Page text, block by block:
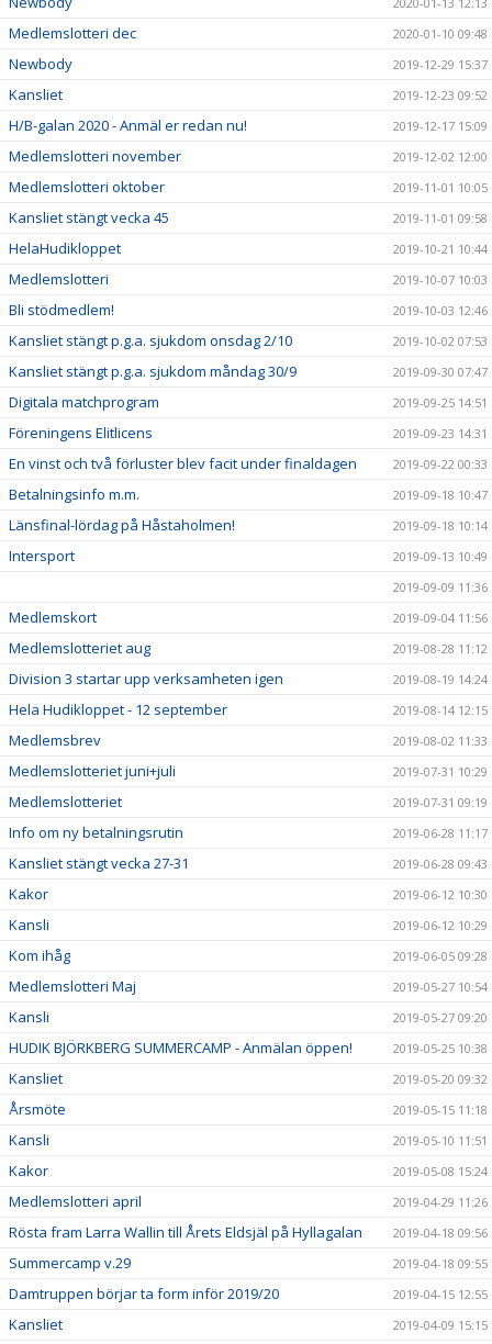
Medlemslotteri dec 2020-01-10 09:48
Newbody 2019-12-29 15:37
Kansliet 2019-12-23 09:52
H/B-galan 2020 - Anmäl er redan nu! 2019-12-17 15:09
Medlemslotteri november 2019-12-02 12:00
Medlemslotteri oktober 2019-11-01 10:05
Kansliet stängt vecka 45 2019-11-01 09:58
HelaHudikloppet 2019-10-21 10:44
Medlemslotteri 2019-10-07 10:03
Bli stödmedlem! 2019-10-03 12:46
Kansliet stängt p.g.a. sjukdom onsdag 2/10 2019-10-02 07:53
Kansliet stängt p.g.a. sjukdom måndag 30/9 2019-09-30 07:47
Digitala matchprogram 2019-09-25 14:51
Föreningens Elitlicens 2019-09-23 14:31
En vinst och två förluster blev facit under finaldagen 2019-09-22 00:33
Betalningsinfo m.m. 2019-09-18 10:47
Länsfinal-lördag på Håstaholmen! 2019-09-18 10:14
Intersport
2019-09-13 10:49
2019-09-09 11:36
Medlemskort 2019-09-04 11:56
Medlemslotteriet aug 2019-08-28 11:12
Division 3 startar upp verksamheten igen 2019-08-19 14:24
Hela Hudikloppet - 12 september 2019-08-14 12:15
Medlemsbrev 2019-08-02 11:33
Medlemslotteriet juni+juli 2019-07-31 10:29
Medlemslotteriet 2019-07-31 09:19
Info om ny betalningsrutin 2019-06-28 11:17
Kansliet stängt vecka 27-31 2019-06-28 09:43
Kakor 2019-06-12 10:30
Kansli 2019-06-12 10:29
Kom ihåg 2019-06-05 09:28
Medlemslotteri Maj 2019-05-27 10:54
Kansli 2019-05-27 09:20
HUDIK BJÖRKBERG SUMMERCAMP - Anmälan öppen! 2019-05-25 10:38
Kansliet 2019-05-20 09:32
Årsmöte 2019-05-15 11:18
Kansli 2019-05-10 11:51
Kakor 2019-05-08 15:24
Medlemslotteri april 2019-04-29 11:26
Rösta fram Larra Wallin till Årets Eldsjäl på Hyllagalan 2019-04-18 09:56
Summercamp v.29 2019-04-18 09:55
Damtruppen börjar ta form inför 2019/20 2019-04-15 12:55
Kansliet 2019-04-09 15:15